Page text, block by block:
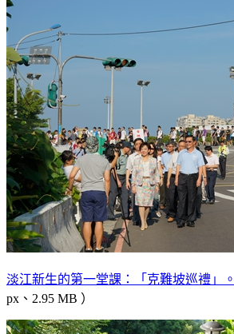
淡江新生的第一堂課：「克難坡巡禮」。
px、2.95 MB ）